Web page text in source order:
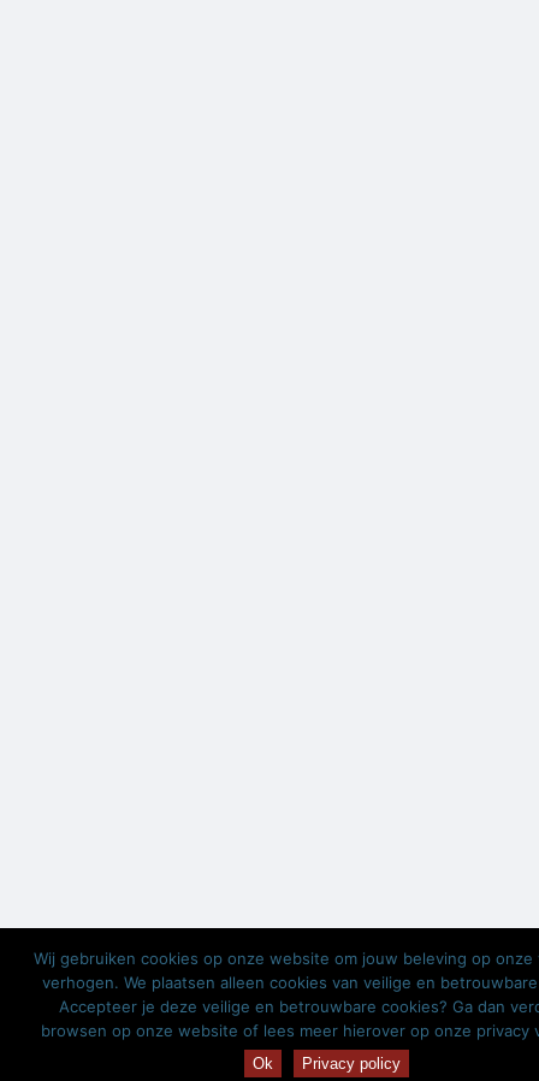
Wij gebruiken cookies op onze website om jouw beleving op
verhogen. We plaatsen alleen cookies van veilige en
Accepteer je deze veilige en betrouwbare cookies? Ga dan
browsen op onze website of lees meer hierover op onze privacy
Ok Privacy policy